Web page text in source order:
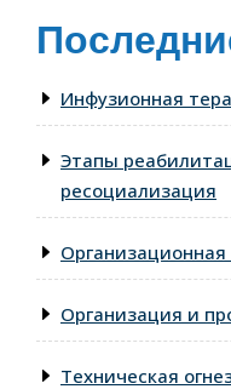
Инфузионная
Этапы
ресоциализация
Организационная
Организация и
Техническая